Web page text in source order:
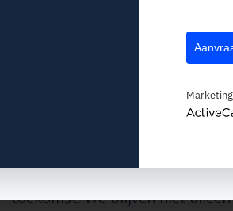
Wij gaan prat op
Door nu digitaal
"Met deze stap zet Cunina
toekomst. We blijven niet